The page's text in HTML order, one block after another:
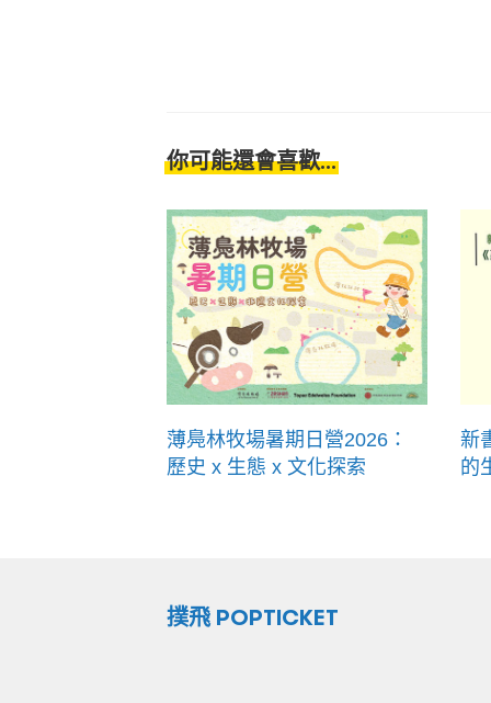
你可能還會喜歡...
薄鳧林牧場暑期日營2026：
歷史 x 生態 x 文化探索
新
的
撲飛 POPTICKET